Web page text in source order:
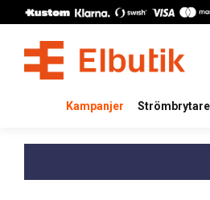
Kampanjer